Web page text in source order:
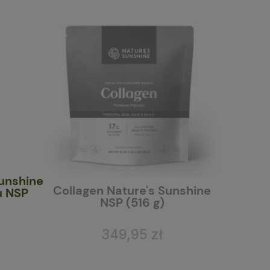
Sunshine
g)
zł
Sunshine NSP (100 kapsułek)